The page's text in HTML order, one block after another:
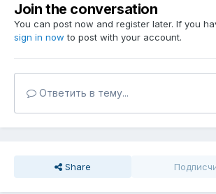
Join the conversation
You can post now and register later. If you
sign in now to post with your account.
Ответить в тему...
Share